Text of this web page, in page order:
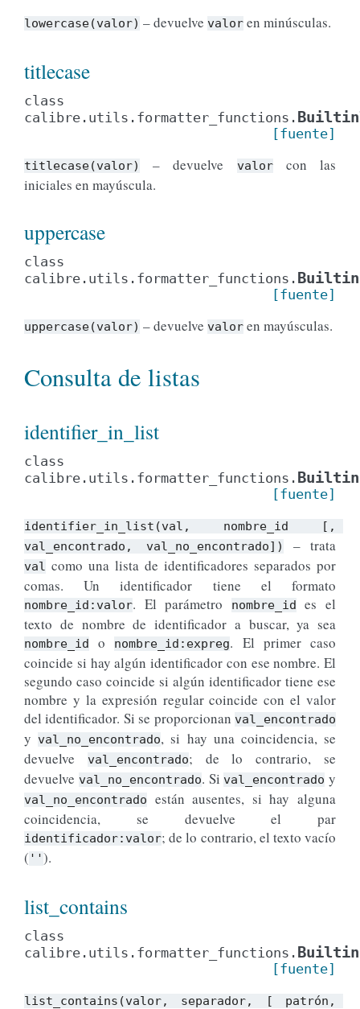
lowercase(valor) – devuelve valor en minúsculas.
titlecase
class
calibre.utils.formatter_functions.
[fuente]
titlecase(valor) – devuelve valorcon las
iniciales en mayúscula.
uppercase
class
calibre.utils.formatter_functions.
[fuente]
uppercase(valor) – devuelve valor en mayúsculas.
Consulta de listas
identifier_in_list
class
calibre.utils.formatter_functions.
[fuente]
identifier_in_list(val, nombre_id
[,
val_encontrado,
val_no_encontrado]) – trata
val como una lista de identificadores separados por
comas. Un identificador tiene el formato
nombre_id:valor. El parámetro nombre_id
es el
texto de nombre de identificador a buscar, ya sea
nombre_id o nombre_id:expreg. El primer caso
coincide si hay algún identificador con ese nombre. El
segundo caso coincide si algún identificador tiene ese
nombre y la expresión regular coincide con el valor
del identificador. Si se proporcionan val_encontrado
yval_no_encontrado, si hay una coincidencia, se
devuelve
val_encontrado; de lo contrario, se
devuelve val_no_encontrado. Sival_encontrado y
val_no_encontrado
están ausentes, si hay alguna
coincidencia, se devuelve el par
identificador:valor; de lo contrario, el texto vacío
( '').
list_contains
class
calibre.utils.formatter_functions.
[fuente]
list_contains(valor, separador, [
patrón,